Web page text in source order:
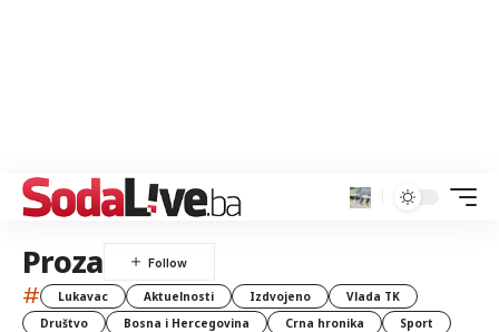
Proza
# Lukavac Aktuelnosti Izdvojeno
Vlada TK
Društvo
Bosna i Hercegovina Crna hronika
Sport